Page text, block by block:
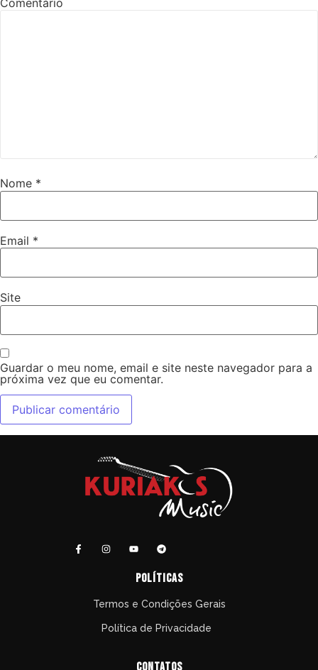
Nome *
Email *
Site
Guardar o meu nome, email e site neste navegador para a
próxima vez que eu comentar.
políticas
Termos e Condições Gerais
Política de Privacidade
Contatos